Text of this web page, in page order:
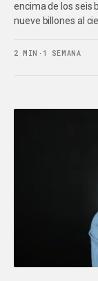
encima de los seis
nueve billones al
2 MIN · 1 SEMANA